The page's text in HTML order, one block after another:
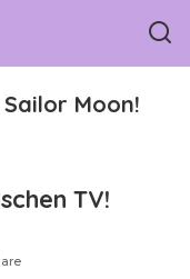
Moon!
TV!